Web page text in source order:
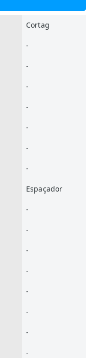
Cortag
-
-
-
-
-
-
-
Espaçador
-
-
-
-
-
-
-
-